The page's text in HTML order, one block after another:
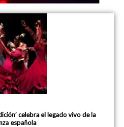
celebra el legado vivo de la
española